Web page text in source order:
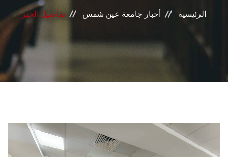
الأنظمة الذكية
الإعلام
تواصل معنا
هيئة التدريس
الرئيسية أخبار جامعة عين شمس تفاصيل الخبر